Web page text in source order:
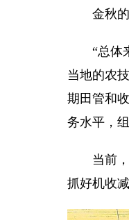
金秋的江
“总体来
当地的农
期田管和
务水平，
当前，我
抓好机收